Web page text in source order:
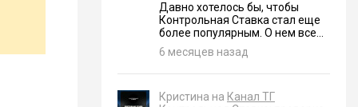
Давно хотелось бы, чтобы
Контрольная Ставка стал еще
более популярным. О нем все...
6 месяцев назад
Кристина на Канал ТГ